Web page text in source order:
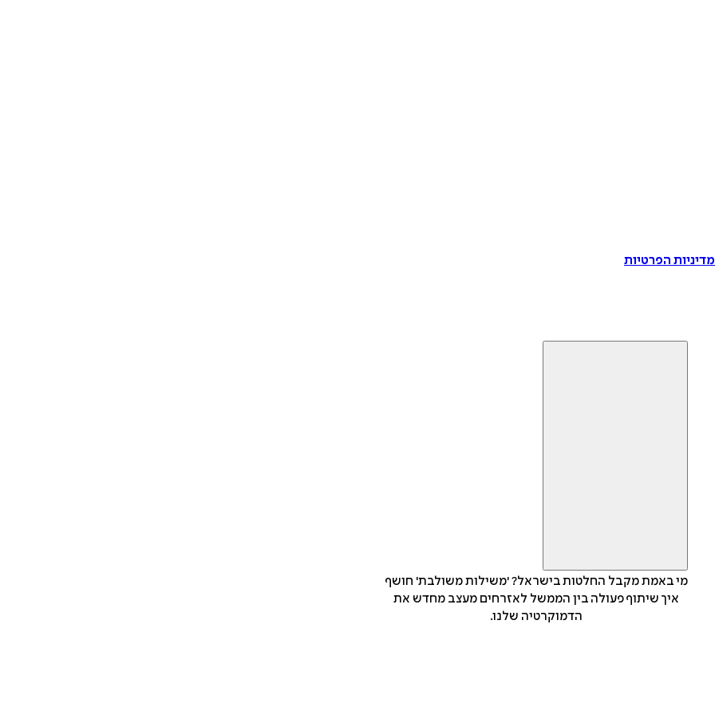
הפרטיות
מי באמת מקבל החלטות בישראל? 'משילות משולבת' חושף
איך שיתוף פעולה בין הממשל לאזרחים מעצב מחדש את
הדמוקרטיה שלנו.